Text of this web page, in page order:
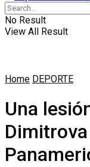
No Result
View All Result
Home DEPORTE
Una